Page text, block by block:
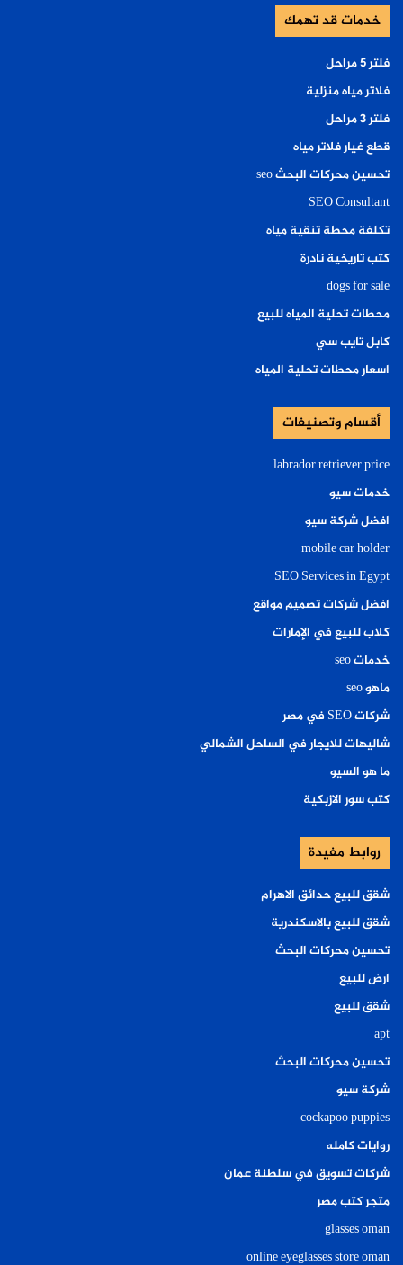
خدمات قد تهمك
فلتر ٥ مراحل
فلاتر مياه منزلية
فلتر ٣ مراحل
قطع غيار فلاتر مياه
تحسين محركات البحث seo
SEO Consultant
تكلفة محطة تنقية مياه
كتب تاريخية نادرة
dogs for sale
محطات تحلية المياه للبيع
كابل تايب سي
اسعار محطات تحلية المياه
أقسام وتصنيفات
labrador retriever price
خدمات سيو
افضل شركة سيو
mobile car holder
SEO Services in Egypt
افضل شركات تصميم مواقع
كلاب للبيع في الإمارات
خدمات seo
ماهو seo
شركات SEO في مصر
شاليهات للايجار في الساحل الشمالي
ما هو السيو
كتب سور الازبكية
روابط مفيدة
شقق للبيع حدائق الاهرام
شقق للبيع بالاسكندرية
تحسين محركات البحث
ارض للبيع
شقق للبيع
apt
تحسين محركات البحث
شركة سيو
cockapoo puppies
روايات كامله
شركات تسويق في سلطنة عمان
متجر كتب مصر
glasses oman
online eyeglasses store oman